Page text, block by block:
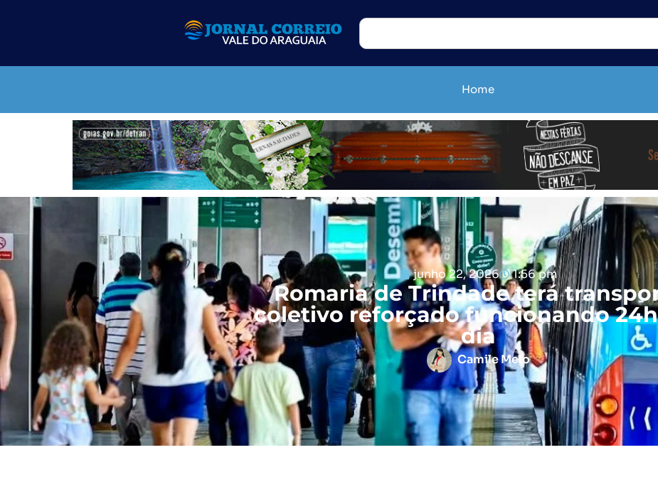
Home
junho 22, 2026 1:56 pm
Romaria de Trindade terá
coletivo reforçado funcionando
dia
Camile Melo